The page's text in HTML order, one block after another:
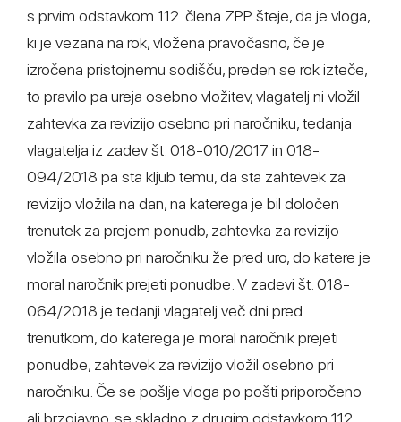
s prvim odstavkom 112. člena ZPP šteje, da je vloga,
ki je vezana na rok, vložena pravočasno, če je
izročena pristojnemu sodišču, preden se rok izteče,
to pravilo pa ureja osebno vložitev, vlagatelj ni vložil
zahtevka za revizijo osebno pri naročniku, tedanja
vlagatelja iz zadev št. 018-010/2017 in 018-
094/2018 pa sta kljub temu, da sta zahtevek za
revizijo vložila na dan, na katerega je bil določen
trenutek za prejem ponudb, zahtevka za revizijo
vložila osebno pri naročniku že pred uro, do katere je
moral naročnik prejeti ponudbe. V zadevi št. 018-
064/2018 je tedanji vlagatelj več dni pred
trenutkom, do katerega je moral naročnik prejeti
ponudbe, zahtevek za revizijo vložil osebno pri
naročniku. Če se pošlje vloga po pošti priporočeno
ali brzojavno, se skladno z drugim odstavkom 112.